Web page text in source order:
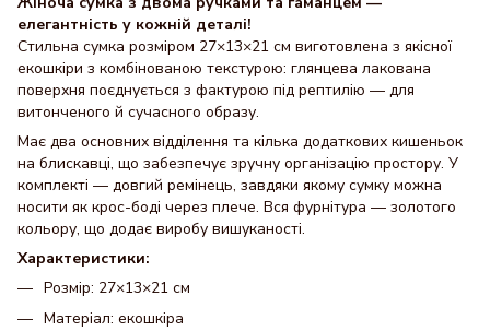
елегантність у кожній деталі!
Стильна сумка розміром 27×13×21 см виготовлена з якісної
екошкіри з комбінованою текстурою: глянцева лакована
поверхня поєднується з фактурою під рептилію — для
витонченого й сучасного образу.
Має два основних відділення та кілька додаткових кишеньок
на блискавці, що забезпечує зручну організацію простору. У
комплекті — довгий ремінець, завдяки якому сумку можна
носити як крос-боді через плече. Вся фурнітура — золотого
кольору, що додає виробу вишуканості.
Характеристики:
Розмір: 27×13×21 см
Матеріал: екошкіра